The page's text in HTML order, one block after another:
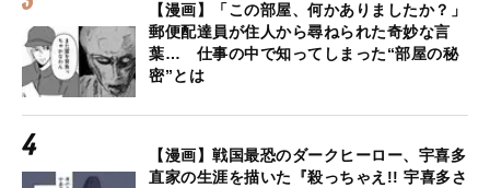
【漫画】「この部屋、何かありましたか？」
郵便配達員が住人から尋ねられた奇妙な言
葉… 仕事の中で知ってしまった“部屋の秘
密”とは
【漫画】戦国最恐のダークヒーロー、宇喜多
直家の生涯を描いた『殺っちゃえ!! 宇喜多さ